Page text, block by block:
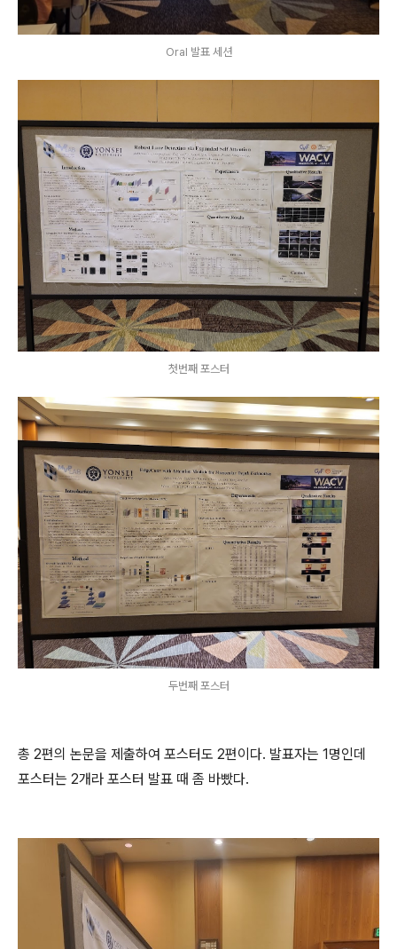
Oral 발표 세션
첫번째 포스터
두번째 포스터
총 2편의 논문을 제출하여 포스터도 2편이다. 발표자는 1명인데
포스터는 2개라 포스터 발표 때 좀 바빴다.